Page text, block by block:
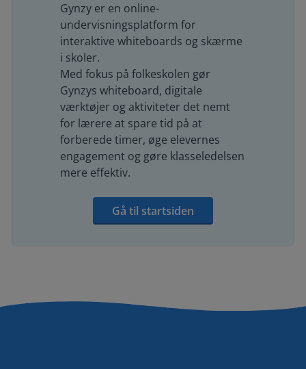
Gynzy er en online-
undervisningsplatform for
interaktive whiteboards og skærme
i skoler.
Med fokus på folkeskolen gør
Gynzys whiteboard, digitale
værktøjer og aktiviteter det nemt
for lærere at spare tid på at
forberede timer, øge elevernes
engagement og gøre klasseledelsen
mere effektiv.
Gå til startsiden